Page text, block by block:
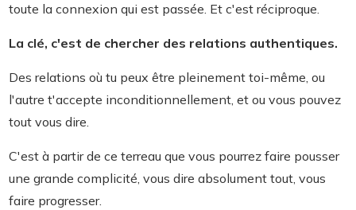
toute la connexion qui est passée. Et c'est réciproque.
La clé, c'est de chercher des relations authentiques.
Des relations où tu peux être pleinement toi-même, ou
l'autre t'accepte inconditionnellement, et ou vous pouvez
tout vous dire.
C'est à partir de ce terreau que vous pourrez faire pousser
une grande complicité, vous dire absolument tout, vous
faire progresser.